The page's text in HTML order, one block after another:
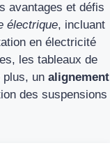
avantages et défis
électrique, incluant
en électricité
les tableaux de
plus, un alignement
des suspensions